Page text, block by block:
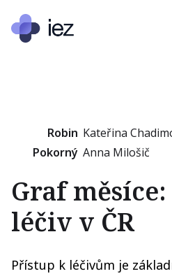
Robin
Pokorný
Kateřina
Anna Milošič
Graf
léčiv v ČR
Přístup k léčivům je